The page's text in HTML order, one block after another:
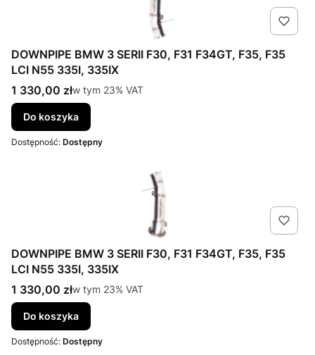
DOWNPIPE BMW 3 SERII F30, F31 F34GT, F35, F35
LCI N55 335I, 335IX
Cena brutto
1 330,00 złw tym %s VAT
w tym 23% VAT
Do koszyka
Dostępność: Dostępny
DOWNPIPE BMW 3 SERII F30, F31 F34GT, F35, F35
LCI N55 335I, 335IX
Cena brutto
1 330,00 złw tym %s VAT
w tym 23% VAT
Do koszyka
Dostępność: Dostępny